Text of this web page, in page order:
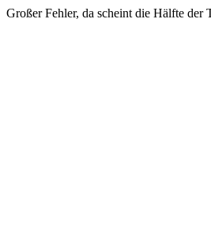
Großer Fehler, da scheint die Hälfte der